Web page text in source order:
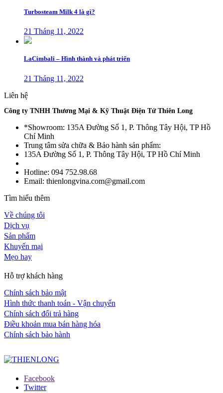
Turbosteam Milk 4 là gì?
21 Tháng 11, 2022
LaCimbali – Hình thành và phát triển
21 Tháng 11, 2022
Liên hệ
Công ty TNHH Thương Mại & Kỹ Thuật Điện Tử Thiên Long
*Showroom: 135A Đường Số 1, P. Thông Tây Hội, TP Hồ
Chí Minh
Trung tâm sửa chữa & Bảo hành sản phẩm:
135A Đường Số 1, P. Thông Tây Hội, TP Hồ Chí Minh
Hotline: 094 752.98.68
Email: thienlongvina.com@gmail.com
Tìm hiểu thêm
Về chúng tôi
Dịch vụ
Sản phẩm
Khuyến mại
Mẹo hay
Hỗ trợ khách hàng
Chính sách bảo mật
Hình thức thanh toán - Vận chuyển
Chính sách đổi trả hàng
Điều khoản mua bán hàng hóa
Chính sách bảo hành
Facebook
Twitter